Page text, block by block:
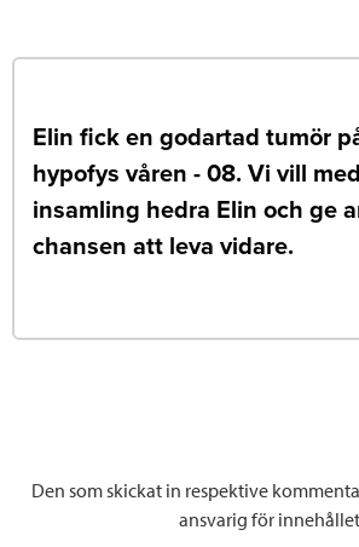
Elin fick en godartad tumör
hypofys våren - 08. Vi vill
insamling hedra Elin och ge
chansen att leva vidare.
Den som skickat in respektive
ansvarig för